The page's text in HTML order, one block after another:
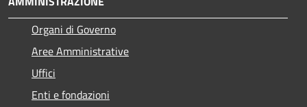
Organi di Governo
Aree Amministrative
Uffici
Enti e fondazioni